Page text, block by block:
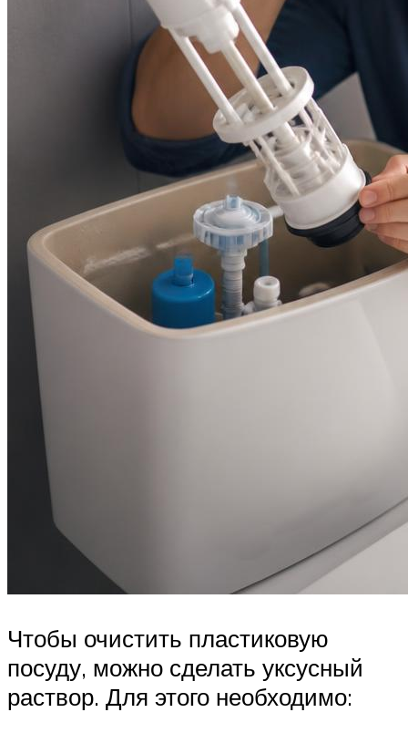
Чтобы очистить пластиковую
посуду, можно сделать уксусный
раствор. Для этого необходимо: